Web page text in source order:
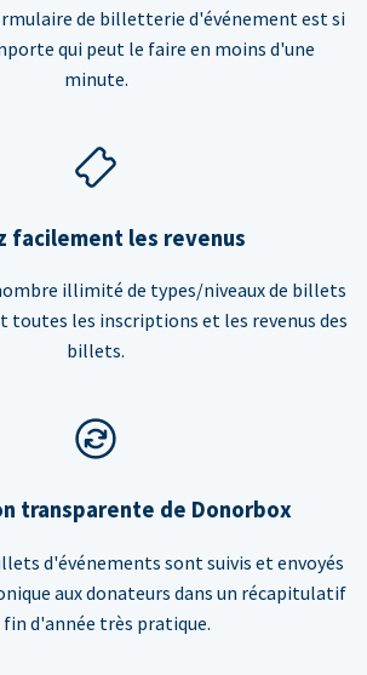
de billetterie d'événement est si
qui peut le faire en moins d'une
minute.
facilement les revenus
illimité de types/niveaux de billets
toutes les inscriptions et les revenus des
billets.
transparente de Donorbox
d'événements sont suivis et envoyés
aux donateurs dans un récapitulatif
fin d'année très pratique.